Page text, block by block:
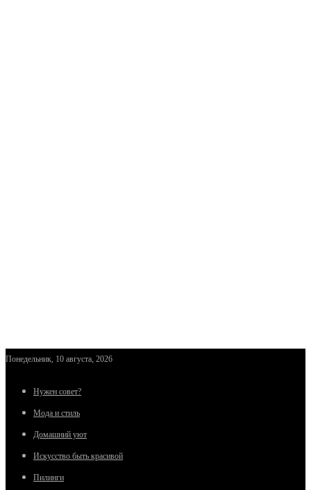
Понедельник, 10 августа, 2026
Нужен совет?
Мода и стиль
Домашний уют
Искусство быть красивой
Пилинги